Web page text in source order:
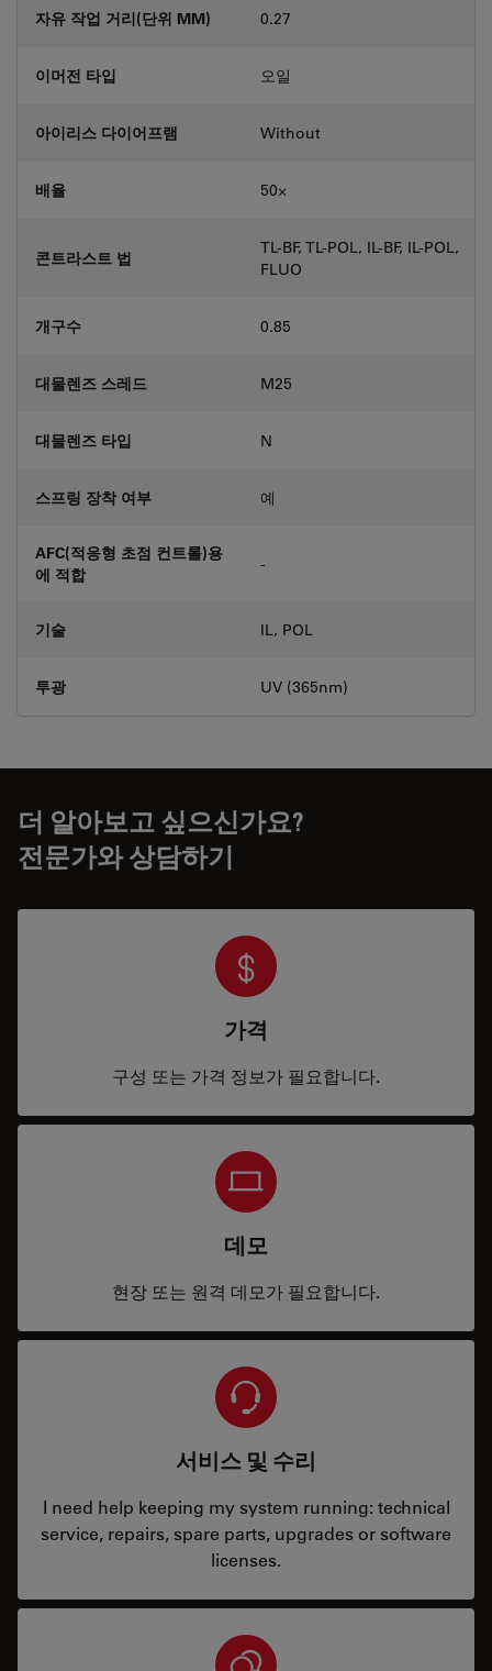
자유 작업 거리(단위 MM) 0.27
이머전 타입 오일
아이리스 다이어프램 Without
배율 50⨉
콘트라스트 법
TL-BF, TL-POL, IL-BF, IL-POL,
FLUO
개구수 0.85
대물렌즈 스레드 M25
대물렌즈 타입 N
스프링 장착 여부 예
AFC(적응형 초점 컨트롤)용
에 적합
-
기술 IL, POL
투광 UV (365nm)
더 알아보고 싶으신가요?
전문가와 상담하기
가격
구성 또는 가격 정보가 필요합니다.
데모
현장 또는 원격 데모가 필요합니다.
서비스 및 수리
I need help keeping my system running: technical
service, repairs, spare parts, upgrades or software
licenses.